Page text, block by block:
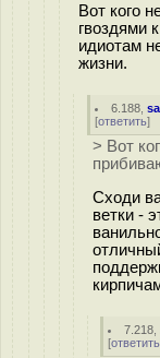
Вот кого
гвоздями
идиотам
жизни.
6.188 ,
[ответить]
> Вот
Сходи
ветки -
7.218
[ответить